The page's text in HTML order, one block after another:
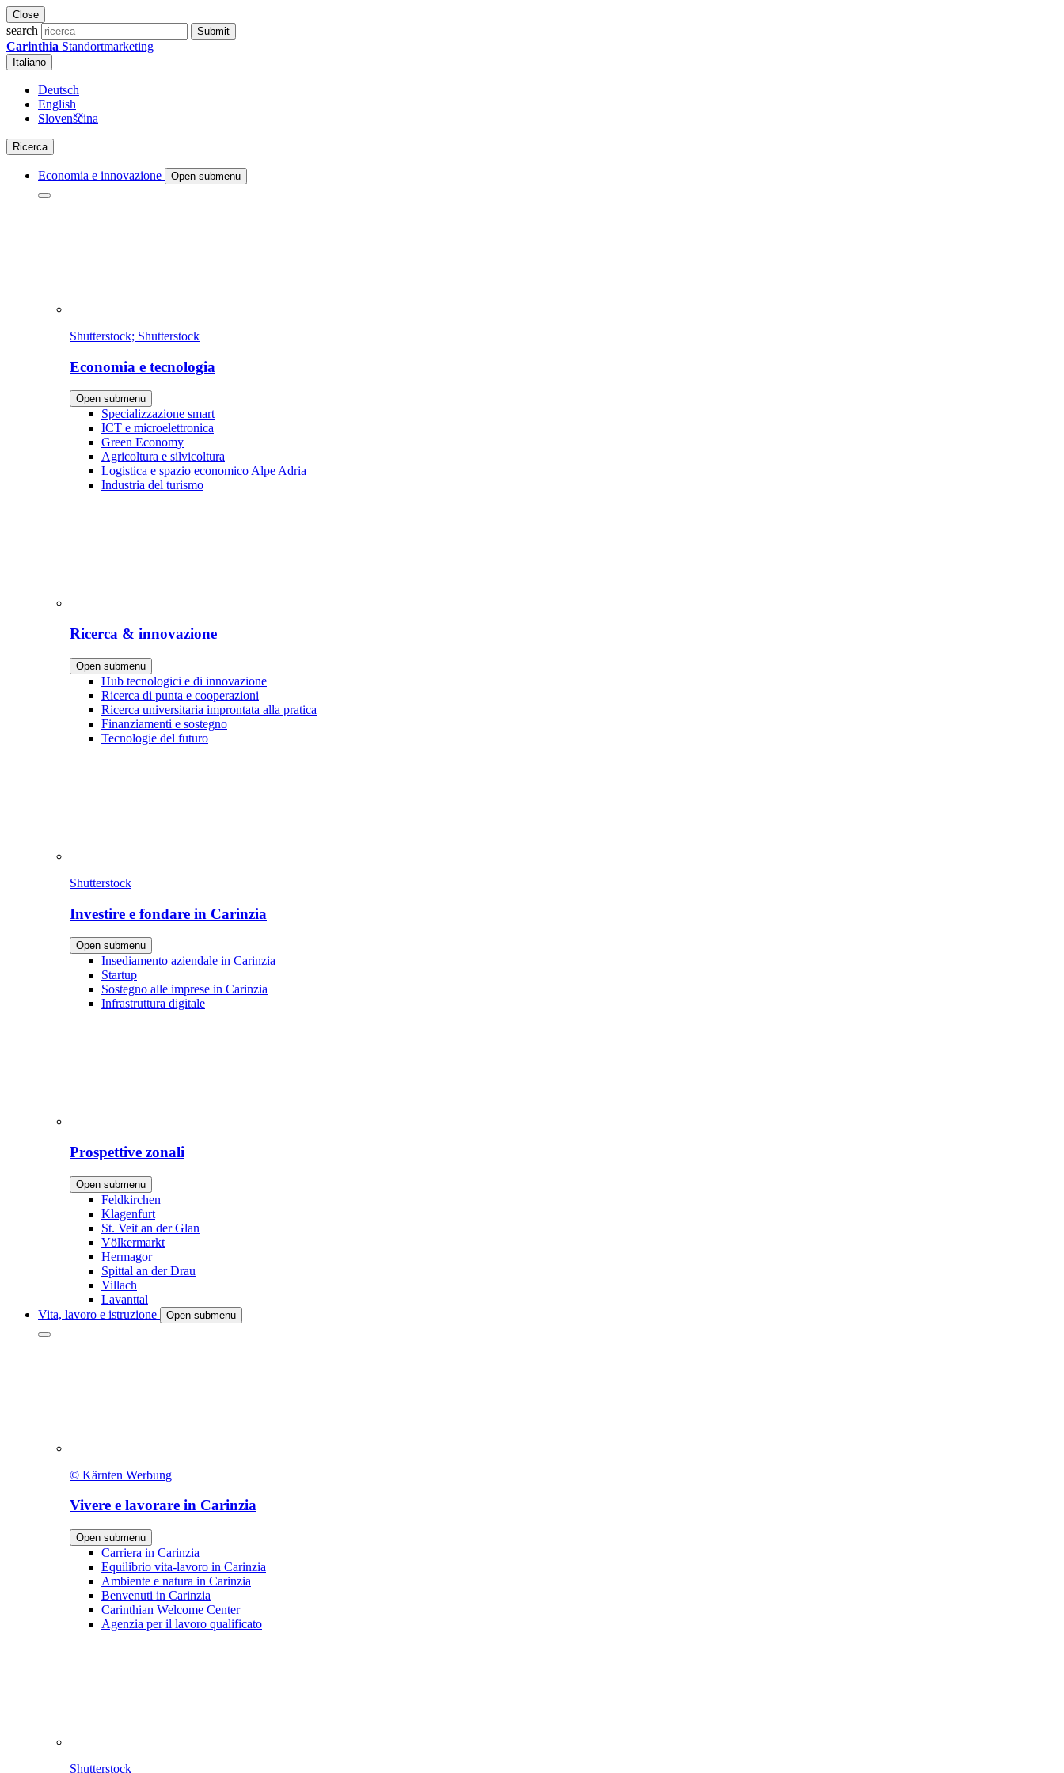
Close
search Submit
Carinthia Standortmarketing
Italiano
Deutsch
English
Slovenščina
Ricerca
Economia e innovazione Open submenu
Shutterstock; Shutterstock
Economia e tecnologia
Open submenu
Specializzazione smart
ICT e microelettronica
Green Economy
Agricoltura e silvicoltura
Logistica e spazio economico Alpe Adria
Industria del turismo
Ricerca & innovazione
Open submenu
Hub tecnologici e di innovazione
Ricerca di punta e cooperazioni
Ricerca universitaria improntata alla pratica
Finanziamenti e sostegno
Tecnologie del futuro
Shutterstock
Investire e fondare in Carinzia
Open submenu
Insediamento aziendale in Carinzia
Startup
Sostegno alle imprese in Carinzia
Infrastruttura digitale
Prospettive zonali
Open submenu
Feldkirchen
Klagenfurt
St. Veit an der Glan
Völkermarkt
Hermagor
Spittal an der Drau
Villach
Lavanttal
Vita, lavoro e istruzione
Open submenu
© Kärnten Werbung
Vivere e lavorare in Carinzia
Open submenu
Carriera in Carinzia
Equilibrio vita-lavoro in Carinzia
Ambiente e natura in Carinzia
Benvenuti in Carinzia
Carinthian Welcome Center
Agenzia per il lavoro qualificato
Shutterstock